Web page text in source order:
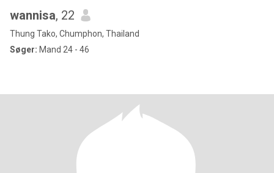
wannisa, 22
Thung Tako, Chumphon, Thailand
Søger: Mand 24 - 46